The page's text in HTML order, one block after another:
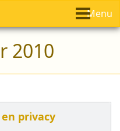
Menu
2010
privacy